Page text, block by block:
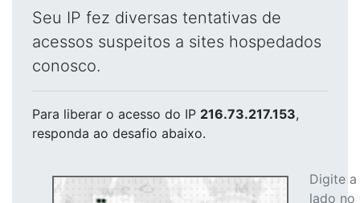
Seu IP fez diversas tentativas de
acessos suspeitos a sites hospedados
conosco.
Para liberar o acesso do IP 216.73.217.153,
responda ao desafio abaixo.
Digite
lado no